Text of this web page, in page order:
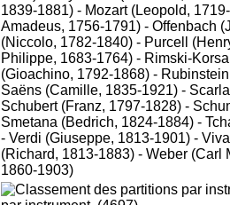
1839-1881) - Mozart (Leopold,
Amadeus, 1756-1791) - Offenbach
(Niccolo, 1782-1840) - Purcell
Philippe, 1683-1764) - Rimski-
(Gioachino, 1792-1868) -
Saëns (Camille, 1835-1921) -
Schubert (Franz, 1797-1828) -
Smetana (Bedrich, 1824-1884) -
- Verdi (Giuseppe, 1813-1901) -
(Richard, 1813-1883) - Weber (Carl
1860-1903)